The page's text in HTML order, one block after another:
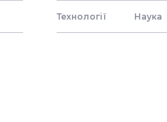
Технології Наука